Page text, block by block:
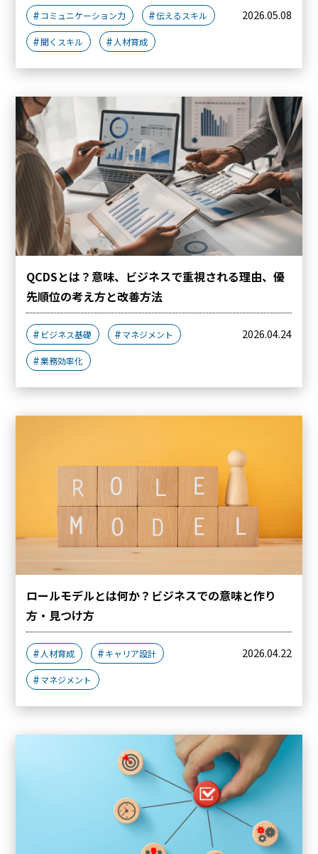
コミュニケーション力 伝えるスキル
聞くスキル 人材育成
2026.05.08
QCDSとは？意味、ビジネスで重視される理由、優
先順位の考え方と改善方法
ビジネス基礎 マネジメント
業務効率化
2026.04.24
ロールモデルとは何か？ビジネスでの意味と作り
方・見つけ方
人材育成 キャリア設計
マネジメント
2026.04.22